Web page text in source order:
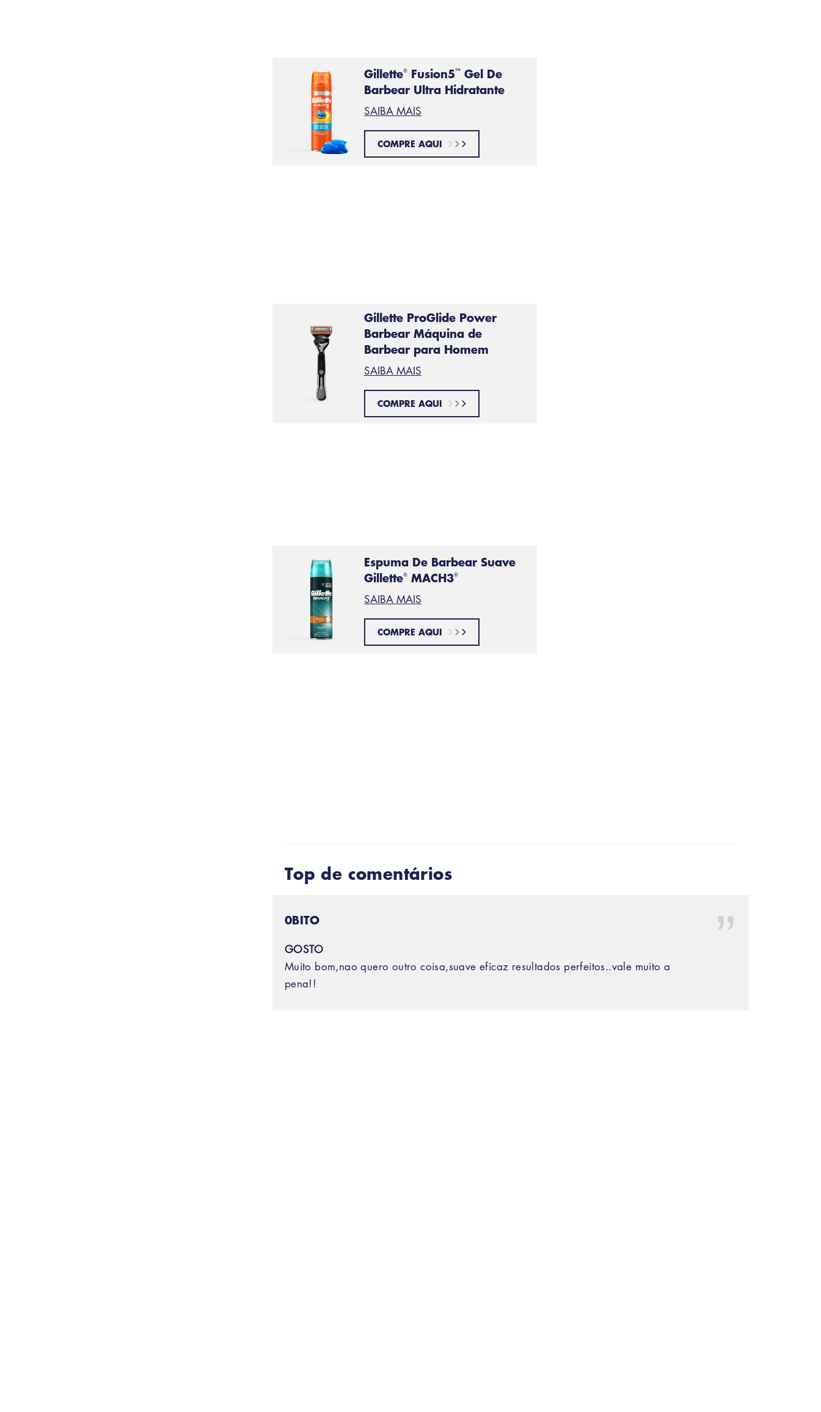
Gillette®Fusion5™Gel De
Barbear Ultra Hidratante
SAIBA MAIS
COMPRE AQUI
Gillette ProGlide Power
Barbear Máquina de
Barbear para Homem
SAIBA MAIS
COMPRE AQUI
Espuma De Barbear Suave
Gillette®MACH3®
SAIBA MAIS
COMPRE AQUI
Top de comentários
0BITO
GOSTO
Muito bom,nao quero outro coisa,suave eficaz resultados perfeitos..vale muito a
pena!!